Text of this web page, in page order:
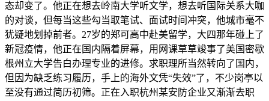
态却变了。他正在想去岭南大学听文学，想去听国际关系大咖
的对谈，但每当这些勾当取笔试、面试时间冲突，他城市毫不
犹疑地划掉前者。27岁的郑可高中赴美留学，大四那年碰上了
新冠疫情，他正在国内隔着屏幕，用网课草草竣事了美国密歇
根州立大学告白办理专业的进修。求职理所当然转向了国内，
但因为缺乏练习履历，手上的海外文凭“失效”了，不少岗亭以
至没有通过简历初筛。正在入职杭州某安防企业又渐渐去职